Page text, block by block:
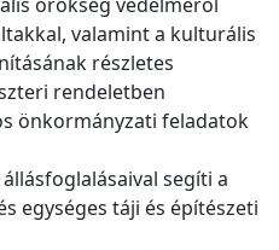
valamint a kulturális
részletes
rendeletben
önkormányzati feladatok
segíti a
egységes táji és építészeti